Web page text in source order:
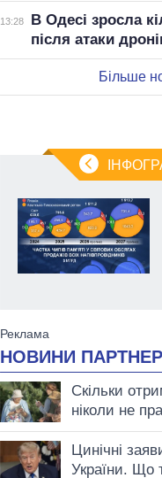
13:28
В Одесі зросла
після атаки
Більше